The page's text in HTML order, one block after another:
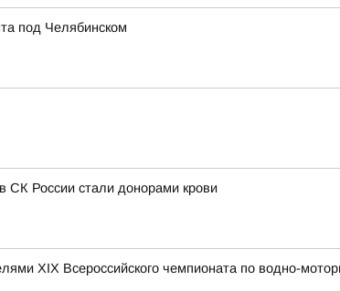
под Челябинском
СК России стали донорами крови
XIX Всероссийского чемпионата по водно-